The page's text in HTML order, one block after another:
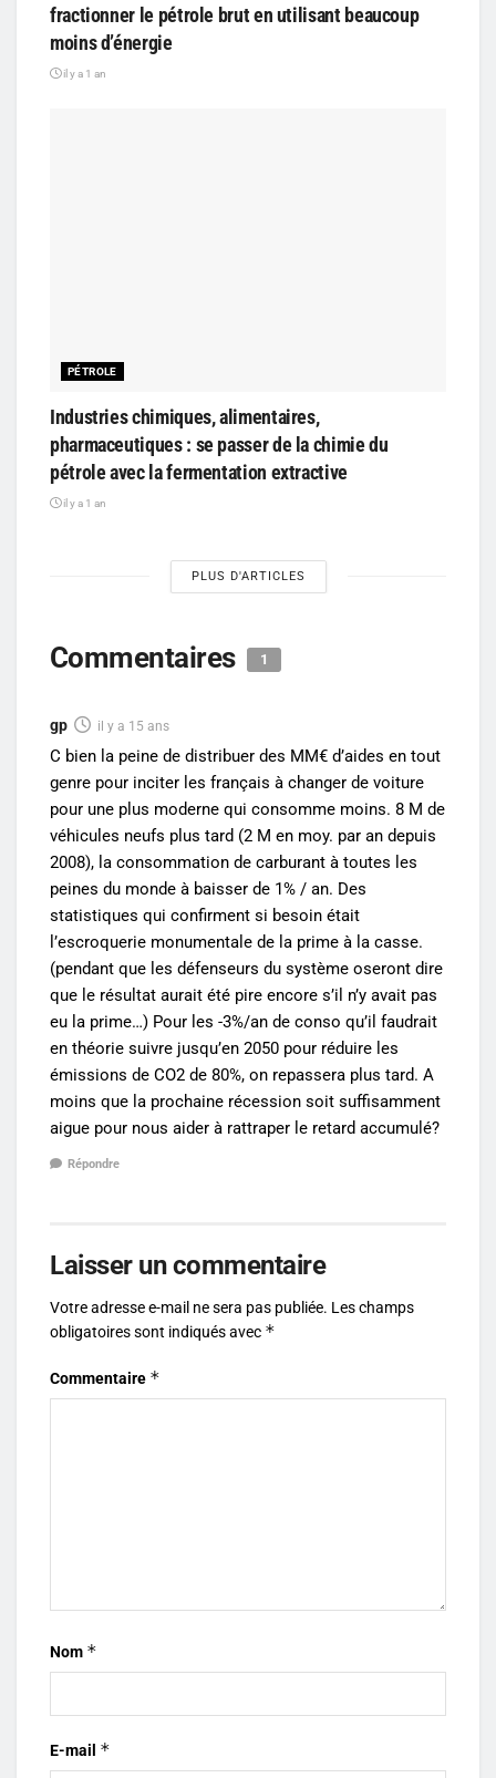
fractionner le pétrole brut en utilisant beaucoup
moins d’énergie
il y a 1 an
PÉTROLE
Industries chimiques, alimentaires,
pharmaceutiques : se passer de la chimie du
pétrole avec la fermentation extractive
il y a 1 an
PLUS D'ARTICLES
Commentaires 1
gp il y a 15 ans
C bien la peine de distribuer des MM€ d’aides en tout
genre pour inciter les français à changer de voiture
pour une plus moderne qui consomme moins. 8 M de
véhicules neufs plus tard (2 M en moy. par an depuis
2008), la consommation de carburant à toutes les
peines du monde à baisser de 1% / an. Des
statistiques qui confirment si besoin était
l’escroquerie monumentale de la prime à la casse.
(pendant que les défenseurs du système oseront dire
que le résultat aurait été pire encore s’il n’y avait pas
eu la prime…) Pour les -3%/an de conso qu’il faudrait
en théorie suivre jusqu’en 2050 pour réduire les
émissions de CO2 de 80%, on repassera plus tard. A
moins que la prochaine récession soit suffisamment
aigue pour nous aider à rattraper le retard accumulé?
Répondre
Laisser un commentaire
Votre adresse e-mail ne sera pas publiée. Les champs
obligatoires sont indiqués avec *
Commentaire *
Nom *
E-mail *